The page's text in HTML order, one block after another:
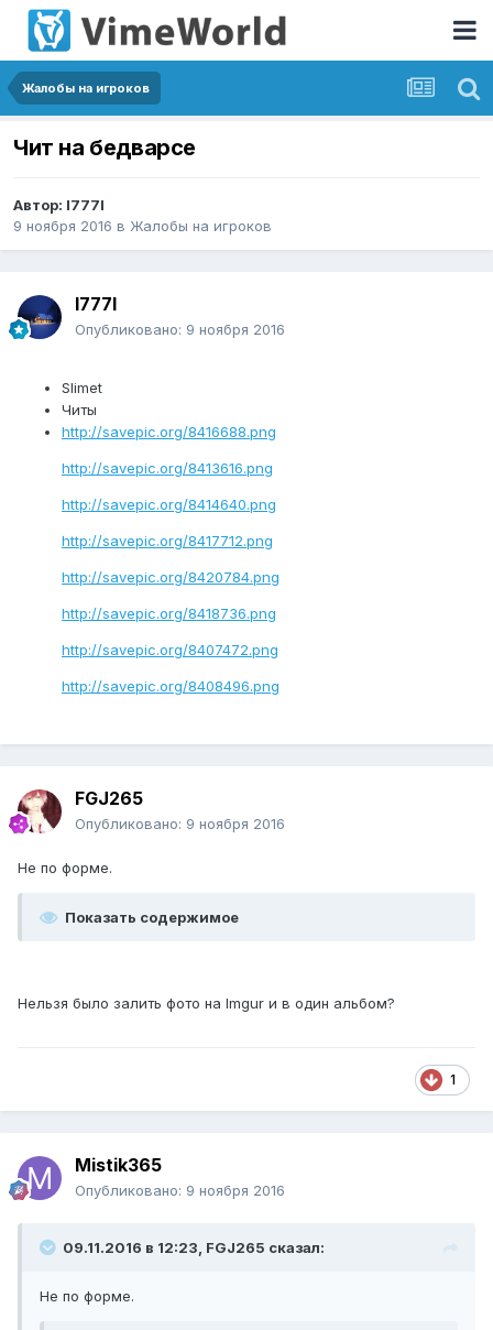
Жалобы на игроков
Чит на бедварсе
Автор: l777l
9 ноября 2016 в Жалобы на игроков
l777l
Опубликовано: 9 ноября 2016
Slimet
Читы
http://savepic.org/8416688.png
http://savepic.org/8413616.png
http://savepic.org/8414640.png
http://savepic.org/8417712.png
http://savepic.org/8420784.png
http://savepic.org/8418736.png
http://savepic.org/8407472.png
http://savepic.org/8408496.png
FGJ265
Опубликовано: 9 ноября 2016
Не по форме.
Показать содержимое
Нельзя было залить фото на Imgur и в один альбом?
1
Mistik365
Опубликовано: 9 ноября 2016
09.11.2016 в 12:23, FGJ265 сказал:
Не по форме.